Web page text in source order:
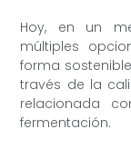
Hoy, en un
múltiples
forma
través de la
relacionada
fermentación.